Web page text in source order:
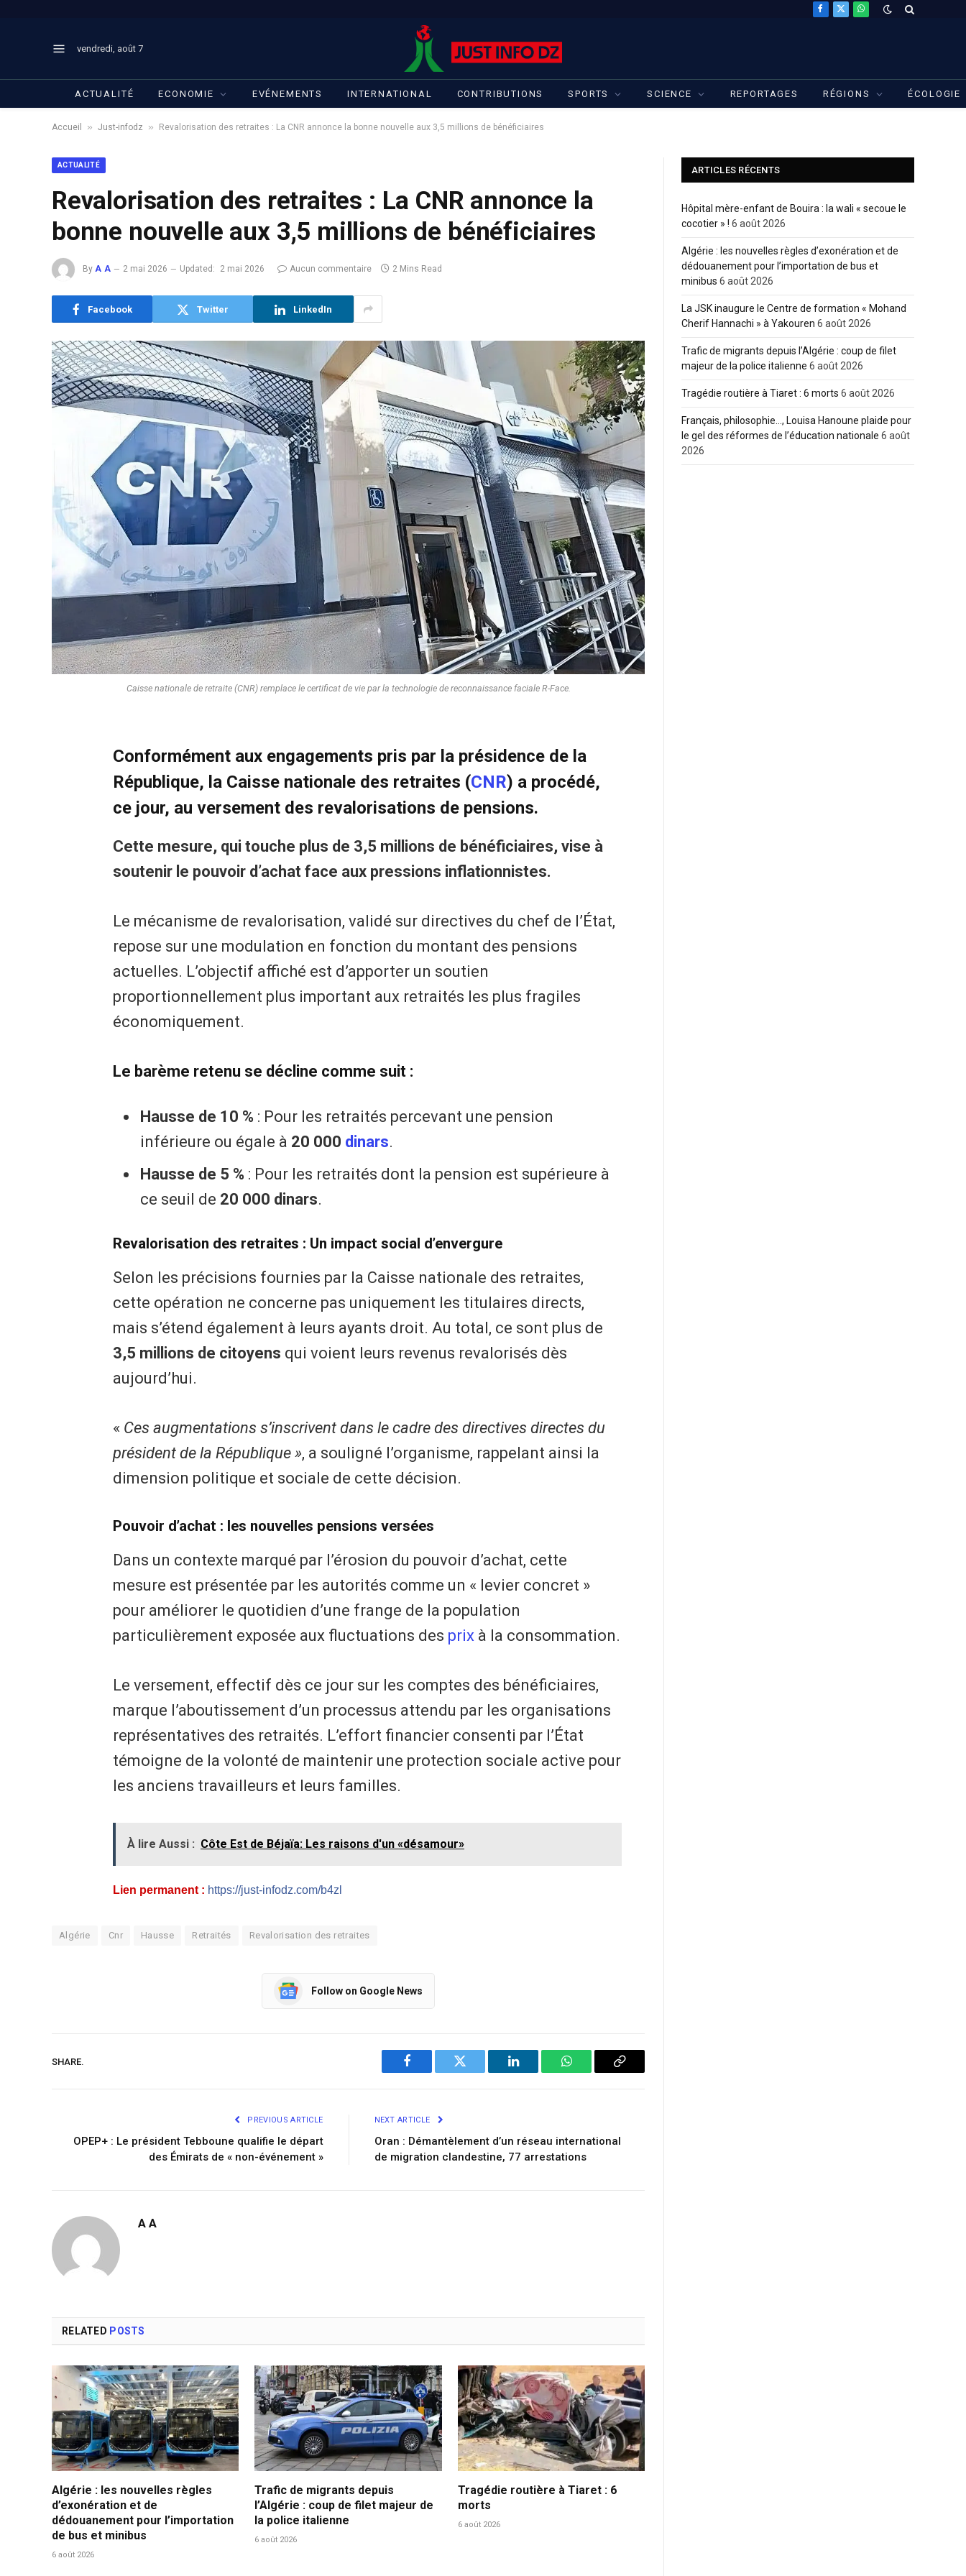
Facebook
X
WhatsApp
vendredi, août 7
ACTUALITÉ ECONOMIE EVÉNEMENTS INTERNATIONAL CONTRIBUTIONS SPORTS SCIENCE REPORTAGES RÉGIONS ÉCOLOGIE
Accueil » Just-infodz » Revalorisation des retraites : La CNR annonce la bonne nouvelle aux 3,5 millions de bénéficiaires
ACTUALITÉ
Revalorisation des retraites : La CNR annonce la
bonne nouvelle aux 3,5 millions de bénéficiaires
By A A 2 mai 2026 Updated: 2 mai 2026 Aucun commentaire 2 Mins Read
Facebook Twitter LinkedIn
Caisse nationale de retraite (CNR) remplace le certificat de vie par la technologie de reconnaissance faciale R-Face.
Conformément aux engagements pris par la présidence de la
République, la Caisse nationale des retraites (CNR) a procédé,
ce jour, au versement des revalorisations de pensions.
Cette mesure, qui touche plus de 3,5 millions de bénéficiaires, vise à
soutenir le pouvoir d’achat face aux pressions inflationnistes.
Le mécanisme de revalorisation, validé sur directives du chef de l’État,
repose sur une modulation en fonction du montant des pensions
actuelles. L’objectif affiché est d’apporter un soutien
proportionnellement plus important aux retraités les plus fragiles
économiquement.
Le barème retenu se décline comme suit :
Hausse de 10 % : Pour les retraités percevant une pension
inférieure ou égale à 20 000 dinars.
Hausse de 5 % : Pour les retraités dont la pension est supérieure à
ce seuil de 20 000 dinars.
Revalorisation des retraites : Un impact social d’envergure
Selon les précisions fournies par la Caisse nationale des retraites,
cette opération ne concerne pas uniquement les titulaires directs,
mais s’étend également à leurs ayants droit. Au total, ce sont plus de
3,5 millions de citoyens qui voient leurs revenus revalorisés dès
aujourd’hui.
« Ces augmentations s’inscrivent dans le cadre des directives directes du
président de la République », a souligné l’organisme, rappelant ainsi la
dimension politique et sociale de cette décision.
Pouvoir d’achat : les nouvelles pensions versées
Dans un contexte marqué par l’érosion du pouvoir d’achat, cette
mesure est présentée par les autorités comme un « levier concret »
pour améliorer le quotidien d’une frange de la population
particulièrement exposée aux fluctuations des prixà la consommation.
Le versement, effectif dès ce jour sur les comptes des bénéficiaires,
marque l’aboutissement d’un processus attendu par les organisations
représentatives des retraités. L’effort financier consenti par l’État
témoigne de la volonté de maintenir une protection sociale active pour
les anciens travailleurs et leurs familles.
À lire Aussi : Côte Est de Béjaïa: Les raisons d'un «désamour»
Lien permanent : https://just-infodz.com/b4zl
Algérie Cnr Hausse Retraités Revalorisation des retraites
Follow on Google News
SHARE.
Facebook Twitter LinkedIn WhatsAppCopy
PREVIOUS ARTICLE
OPEP+ : Le président Tebboune qualifie le départ
des Émirats de « non-événement »
NEXT ARTICLE
Oran : Démantèlement d’un réseau international
de migration clandestine, 77 arrestations
A A
RELATED POSTS
Algérie : les nouvelles règles
d’exonération et de
dédouanement pour l’importation
de bus et minibus
6 août 2026
Trafic de migrants depuis
l’Algérie : coup de filet majeur de
la police italienne
6 août 2026
Tragédie routière à Tiaret : 6
morts
6 août 2026
ARTICLES RÉCENTS
Hôpital mère-enfant de Bouira : la wali « secoue le
cocotier » ! 6 août 2026
Algérie : les nouvelles règles d’exonération et de
dédouanement pour l’importation de bus et
minibus 6 août 2026
La JSK inaugure le Centre de formation « Mohand
Cherif Hannachi » à Yakouren 6 août 2026
Trafic de migrants depuis l’Algérie : coup de filet
majeur de la police italienne 6 août 2026
Tragédie routière à Tiaret : 6 morts 6 août 2026
Français, philosophie…, Louisa Hanoune plaide pour
le gel des réformes de l’éducation nationale 6 août
2026